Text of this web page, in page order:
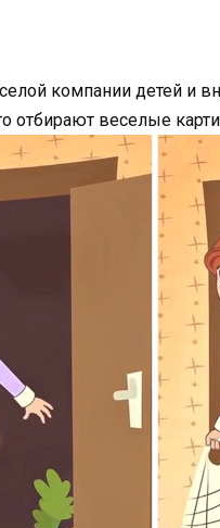
компании детей и
отбирают веселые